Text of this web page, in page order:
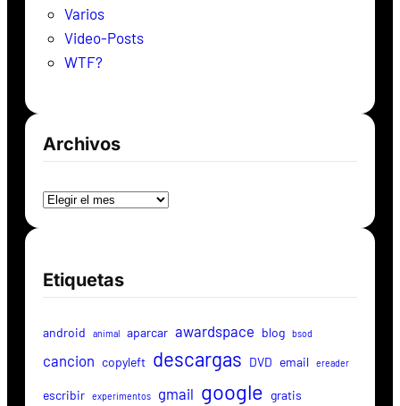
Varios
Video-Posts
WTF?
Archivos
Etiquetas
android animal aparcar awardspace blog bsod
cancion copyleft descargas DVD email ereader
escribir experimentos gmail google gratis